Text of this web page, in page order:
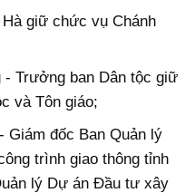
giữ chức vụ Chánh
- Trưởng ban Dân tộc giữ
và Tôn giáo;
Giám đốc Ban Quản lý
trình giao thông tỉnh
lý Dự án Đầu tư xây